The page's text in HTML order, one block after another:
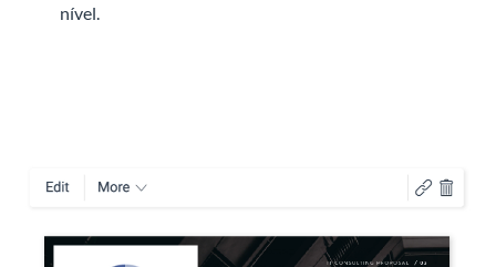
nível.